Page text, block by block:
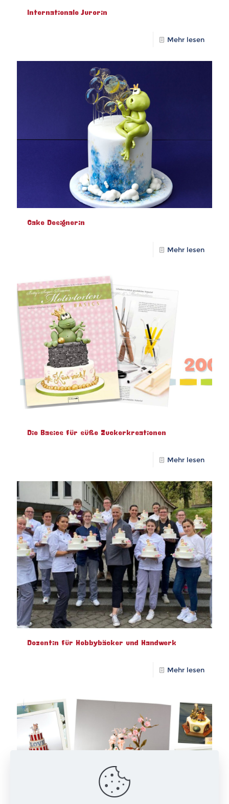
Internationale Jurorin
Mehr lesen
Cake Designerin
Mehr lesen
Die Basics für süße Zuckerkreationen
Mehr lesen
Dozentin für Hobbybäcker und Handwerk
Mehr lesen